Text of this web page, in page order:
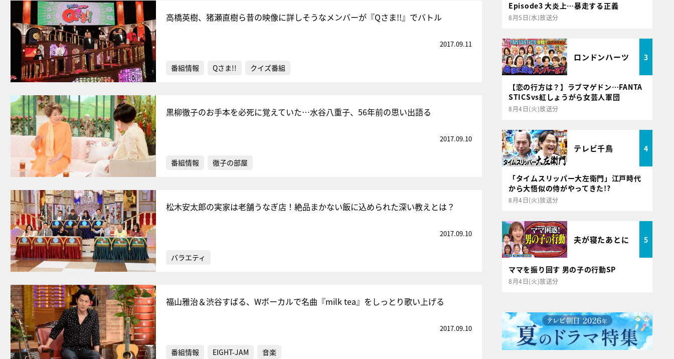
高橋英樹、猪瀬直樹ら昔の映像に詳しそうなメンバーが『Qさま!!』でバトル
2017.09.11
番組情報 Qさま!! クイズ番組
黒柳徹子のお手本を必死に覚えていた…水谷八重子、56年前の思い出語る
2017.09.10
番組情報 徹子の部屋
松木安太郎の実家は老舗うなぎ店！絶品まかない飯に込められた深い教えとは？
2017.09.10
バラエティ
福山雅治＆渋谷すばる、Wボーカルで名曲『milk tea』をしっとり歌い上げる
2017.09.10
番組情報 EIGHT-JAM 音楽
Episode3 大炎上…暴走する正義
8月5日(水)放送分
ロンドンハーツ 3
【恋の行方は？】ラブマゲドン…FANTA
STICSvs紅しょうがら女芸人軍団
8月4日(火)放送分
テレビ千鳥 4
「タイムスリッパー大左衛門」江戸時代
から大悟似の侍がやってきた!?
8月4日(火)放送分
夫が寝たあとに 5
ママを振り回す 男の子の行動SP
8月4日(火)放送分